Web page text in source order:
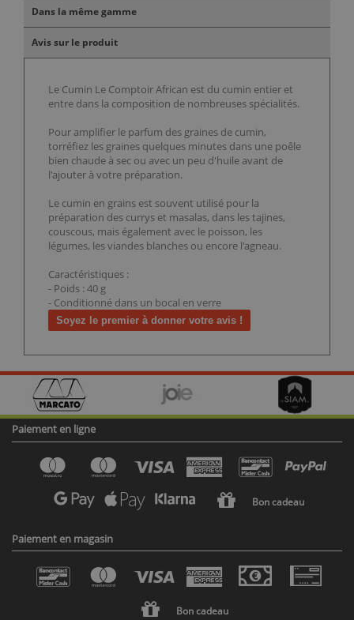
Dans la même gamme
Avis sur le produit
Le Cumin Le Comptoir African est du cumin entier et
entre dans la composition de nombreuses spécialités.
Pour amplifier le parfum des graines de cumin,
torréfiez les graines quelques minutes dans une poêle
bien chaude à sec ou avec un peu d'huile avant de
l'ajouter à votre préparation.
Le cumin en grains est souvent utilisé pour la
préparation des currys et masalas, dans les tajines,
couscous, mais également avec le poisson, les
légumes, les viandes blanches ou encore l'agneau.
Caractéristiques :
- Poids : 40 g
- Conditionné dans un bocal en verre
Soyez le premier à donner votre avis !
Paiement en ligne
Bon cadeau
Paiement en magasin
Bon cadeau